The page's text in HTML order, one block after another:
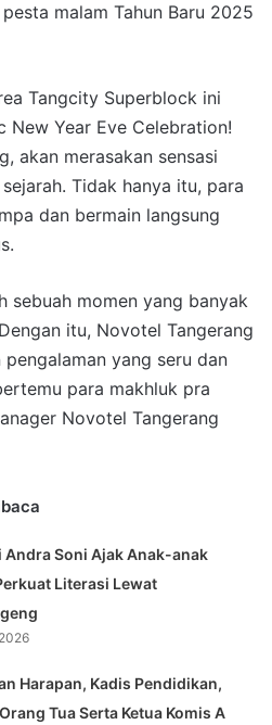
malam Tahun Baru 2025
Tangcity Superblock ini
New Year Eve Celebration!
akan merasakan sensasi
Tidak hanya itu, para
dan bermain langsung
sebuah momen yang banyak
itu, Novotel Tangerang
yang seru dan
para makhluk pra
Novotel Tangerang
Andra Soni Ajak Anak-anak
Literasi Lewat
Harapan, Kadis Pendidikan,
Tua Serta Ketua Komis A